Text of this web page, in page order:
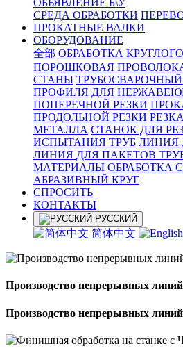
ОБЬЯВЛЕНИЕ Б\У
СРЕДА ОБРАБОТКИ
ПРОКАТНЫЕ ВАЛКИ
ОБОРУДОВАНИЕ
全部 ОБРАБОТКА
ПОРОШКОВАЯ
СТАНЫ
ПРОФИЛЯ ДЛЯ
ПОПЕРЕЧНОЙ РЕЗКИ
ПРОДОЛЬНОЙ РЕЗКИ
МЕТАЛЛА СТАНОК ДЛЯ
ИСПЫТАНИЯ ТРУБ ЛИНИЯ
ЛИНИЯ ДЛЯ ПАКЕТОВ
МАТЕРИАЛЫ OБРАБОТКА
АБРАЗИВНЫЙ КРУГ
СПРОСИТЬ
КОНТАКТЫ
РУССКИЙ
简体中文
Производство непрерывных
Производство непрерывных